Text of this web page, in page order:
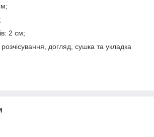
2 см;
догляд, сушка та укладка